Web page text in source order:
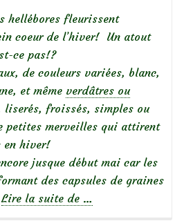
hellébores fleurissent
coeur de l’hiver! Un atout
ce pas!?
de couleurs variées, blanc,
et même verdâtres ou
froissés, simples ou
petites merveilles qui attirent
en hiver!
jusque début mai car les
des capsules de graines
Lire la suite de …